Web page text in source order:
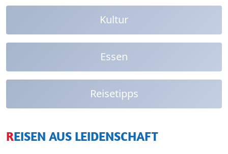
Kultur
Essen
Reisetipps
REISEN AUS LEIDENSCHAFT